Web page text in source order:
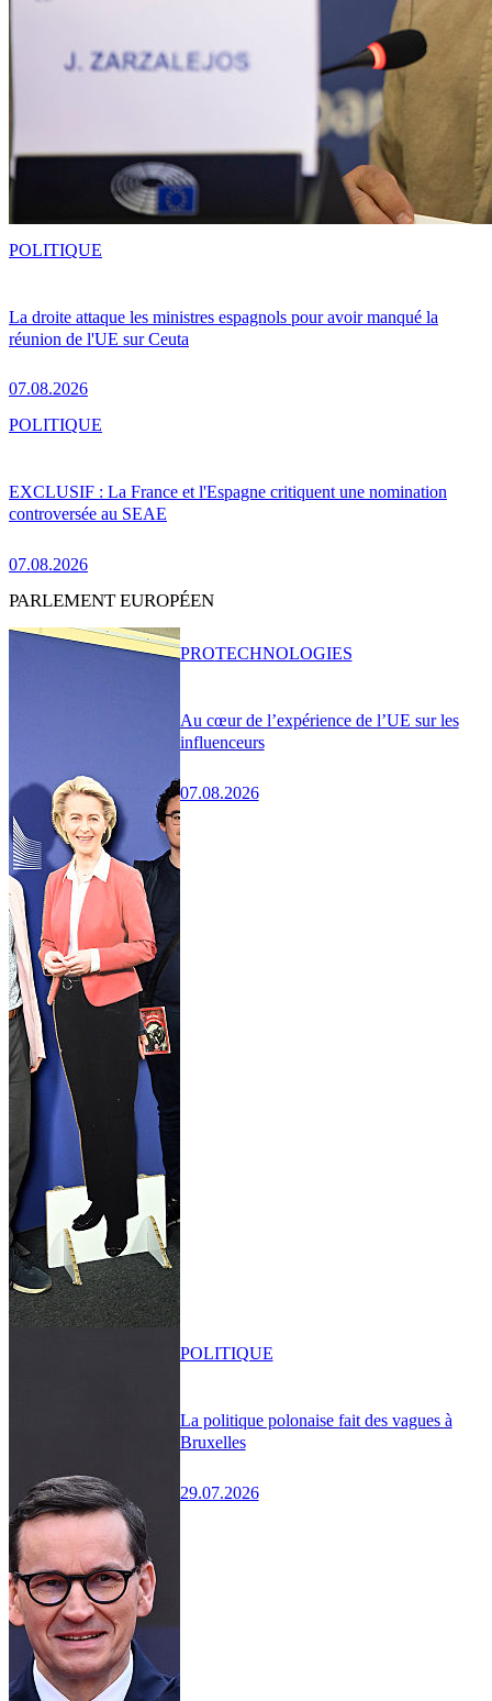
La droite attaque les ministres espagnols pour avoir manqué la
réunion de l'UE sur Ceuta
07.08.2026
POLITIQUE
EXCLUSIF : La France et l'Espagne critiquent une nomination
controversée au SEAE
07.08.2026
POLITIQUE
PARLEMENT EUROPÉEN
Au cœur de l’expérience de l’UE sur les
influenceurs
07.08.2026
PROTECHNOLOGIES
La politique polonaise fait des vagues à
Bruxelles
29.07.2026
POLITIQUE